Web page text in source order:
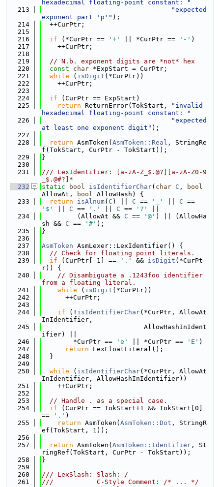
hexadecimal floating-point constant: "
  213
"expected
exponent part 'p'" );
  214
  ++CurPtr;
  215
  216
if (*CurPtr == '+' || *CurPtr == '-' )
  217
    ++CurPtr;
  218
  219
// N.b. exponent digits are *not* hex
  220
const char *ExpStart = CurPtr;
  221
while ( isDigit (*CurPtr))
  222
    ++CurPtr;
  223
  224
if (CurPtr == ExpStart)
  225
return ReturnError(TokStart,
"invalid
hexadecimal floating-point constant: "
  226
"expected
at least one exponent digit" );
  227
  228
return AsmToken( AsmToken::Real , StringRe
f(TokStart, CurPtr - TokStart));
  229
}
  230
  231
/// LexIdentifier: [a-zA-Z_$.@?][a-zA-Z0-9
_$.@#?]*
  232
static bool isIdentifierChar( char C ,
bool
AllowAt,
bool AllowHash) {
  233
return isAlnum( C ) || C == '_' C
'$'
C == '.' C == '?'
  234
         (AllowAt &&
C == '@' ) || (AllowHa
sh && C == '#' );
  235
}
  236
  237
AsmToken AsmLexer::LexIdentifier() {
  238
// Check for floating point literals.
  239
if (CurPtr[-1] == '.' && isDigit (*CurPt
r)) {
  240
// Disambiguate a .1243foo identifier
from a floating literal.
  241
while ( isDigit (*CurPtr))
  242
      ++CurPtr;
  243
  244
if (! isIdentifierChar(*CurPtr, AllowAt
InIdentifier,
  245
                          AllowHashInIdent
ifier) ||
  246
        *CurPtr ==
'e' || *CurPtr == 'E' )
  247
return LexFloatLiteral();
  248
  }
  249
  250
while ( isIdentifierChar(*CurPtr, AllowAt
InIdentifier, AllowHashInIdentifier))
  251
    ++CurPtr;
  252
  253
// Handle . as a special case.
  254
if (CurPtr == TokStart+1 && TokStart[0]
==
'.' )
  255
return AsmToken( AsmToken::Dot , StringR
ef(TokStart, 1));
  256
  257
return AsmToken( AsmToken::Identifier , St
ringRef(TokStart, CurPtr - TokStart));
  258
}
  259
  260
/// LexSlash: Slash: /
  261
///           C-Style Comment: /* ... */